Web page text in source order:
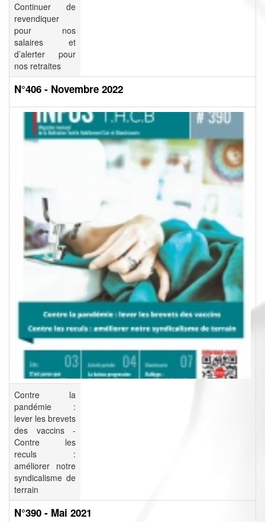
Continuer de
revendiquer
pour nos
salaires et
d’alerter pour
nos retraites
N°406 - Novembre 2022
Contre la
pandémie :
lever les brevets
des vaccins -
Contre les
reculs :
améliorer notre
syndicalisme de
terrain
N°390 - Mai 2021